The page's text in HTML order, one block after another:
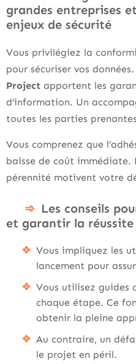
grandes entreprises
enjeux de sécurité
Vous privilégiez la
pour sécuriser vos données.
Project apportent les
d’information. Un
toutes les parties
Vous comprenez que
baisse de coût immédiate.
pérennité motivent votre
Les conseils
et garantir la
Vous impliquez les
lancement pour
Vous utilisez guides
chaque étape. Ce
obtenir la pleine
Au contraire, un
le projet en péril.